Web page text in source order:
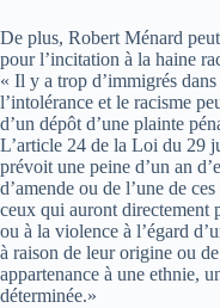
De plus, Robert Ménard
pour l’incitation à la haine
« Il y a trop d’immigrés
l’intolérance et le racisme
d’un dépôt d’une plainte
L’article 24 de la Loi du 29
prévoit une peine d’un an
d’amende ou de l’une de
ceux qui auront directement
ou à la violence à l’égard
à raison de leur origine ou
appartenance à une ethnie,
déterminée.»